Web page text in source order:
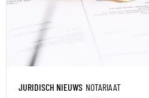
JURIDISCH NIEUWS NOTARIAAT